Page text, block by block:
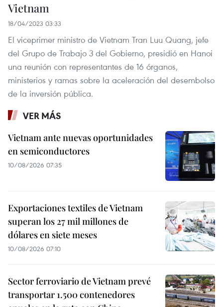
Vietnam
18/04/2023 03:33
El viceprimer ministro de Vietnam Tran Luu Quang, jefe
del Grupo de Trabajo 3 del Gobierno, presidió en Hanoi
una reunión con representantes de 16 órganos,
ministerios y ramas sobre la aceleración del desembolso
de la inversión pública.
VER MÁS
Vietnam ante nuevas oportunidades
en semiconductores
10/08/2026 07:35
Exportaciones textiles de Vietnam
superan los 27 mil millones de
dólares en siete meses
10/08/2026 07:10
Sector ferroviario de Vietnam prevé
transportar 1.500 contenedores